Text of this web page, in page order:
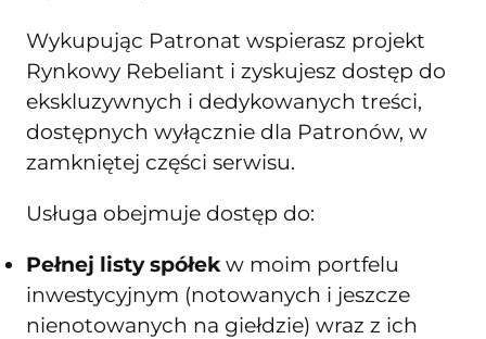
Wykupując Patronat wspierasz projekt
Rynkowy Rebeliant i zyskujesz dostęp do
ekskluzywnych i dedykowanych treści,
dostępnych wyłącznie dla Patronów, w
zamkniętej części serwisu.
Usługa obejmuje dostęp do:
Pełnej listy spółekw moim portfelu
inwestycyjnym (notowanych i jeszcze
nienotowanych na giełdzie) wraz z ich